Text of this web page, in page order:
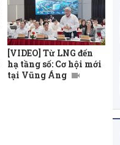
[VIDEO] Từ LNG đến
hạ tầng số: Cơ hội mới
tại Vũng Áng